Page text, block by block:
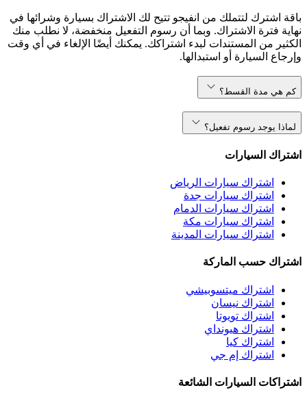
باقة اشترك لتتملك من انفيجو تتيح لك الاشتراك بسيارة وشرائها في
نهاية فترة الاشتراك. وبما أن رسوم التفعيل منخفضة، لا نطلب منك
الكثير من المستندات لبدء اشتراكك. يمكنك أيضًا الإلغاء في أي وقت
وإرجاع السيارة أو استبدالها.
كم هي مدة القسط؟
لماذا يوجد رسوم تفعيل؟
اشتراك السيارات
اشتراك سيارات الرياض
اشتراك سيارات جدة
اشتراك سيارات الدمام
اشتراك سيارات مكة
اشتراك سيارات المدينة
اشتراك حسب الماركة
اشتراك ميتسوبيشي
اشتراك نيسان
اشتراك تويوتا
اشتراك هيونداي
اشتراك كيا
اشتراك إم جي
اشتراكات السيارات الشائعة